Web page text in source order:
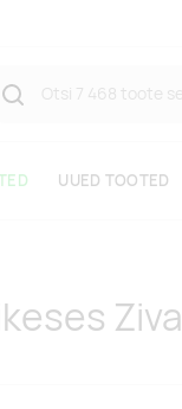
UUED TOOTED
Ziva